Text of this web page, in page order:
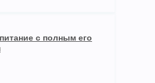
с полным его